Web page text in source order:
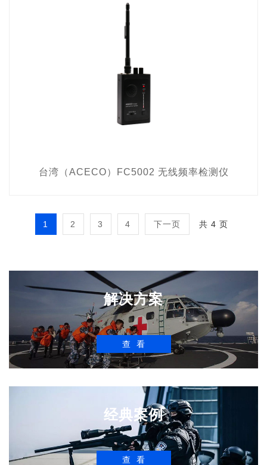
台湾（ACECO）FC5002 无线频率检测仪
1 2 3 4 下一页 共 4 页
解决方案
查看
经典案例
查看